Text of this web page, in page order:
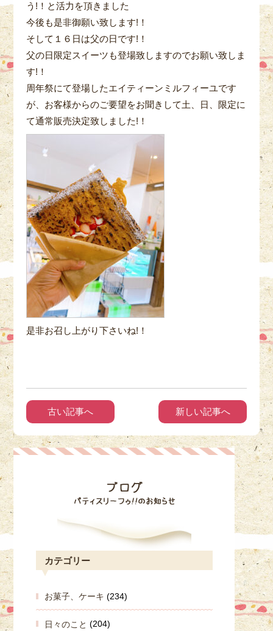
う!！と活力を頂きました
今後も是非御願い致します!！
そして１６日は父の日です!！
父の日限定スイーツも登場致しますのでお願い致しま
す!！
周年祭にて登場したエイティーンミルフィーユです
が、お客様からのご要望をお聞きして土、日、限定に
て通常販売決定致しました!！
是非お召し上がり下さいね!！
古い記事へ 新しい記事へ
カテゴリー
お菓子、ケーキ (234)
日々のこと (204)